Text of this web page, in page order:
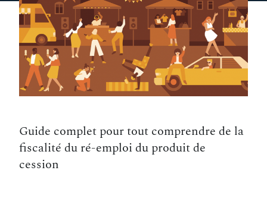
Guide complet pour tout comprendre de la
fiscalité du ré-emploi du produit de
cession